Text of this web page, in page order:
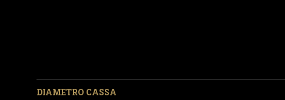
DIAMETRO CASSA